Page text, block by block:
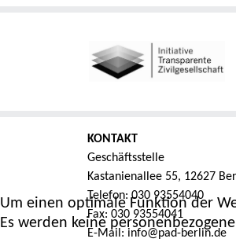
KONTAKT
Geschäftsstelle
Kastanienallee 55, 12627
Telefon: 030 93554040
Fax: 030 93554041
E-Mail: info@pad-berlin.de
Um einen optimale Funktion der
Es werden keine